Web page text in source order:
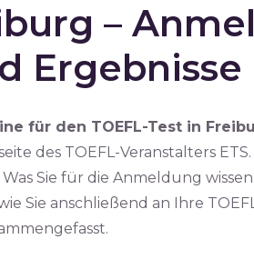
–
Ergebnisse
für den TOEFL-Test in
des TOEFL-Veranstalters
Sie für die Anmeldung
Sie anschließend an Ihre